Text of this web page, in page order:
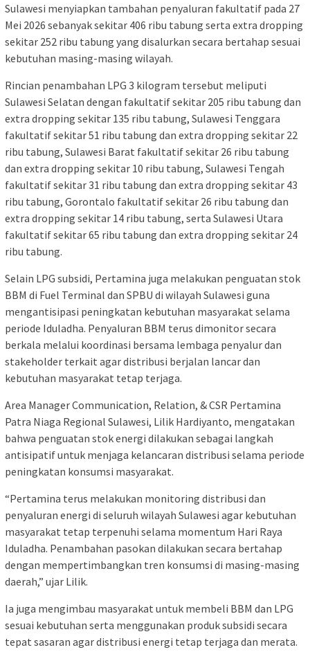
Sulawesi menyiapkan tambahan penyaluran fakultatif pada 27
Mei 2026 sebanyak sekitar 406 ribu tabung serta extra dropping
sekitar 252 ribu tabung yang disalurkan secara bertahap sesuai
kebutuhan masing-masing wilayah.
Rincian penambahan LPG 3 kilogram tersebut meliputi
Sulawesi Selatan dengan fakultatif sekitar 205 ribu tabung dan
extra dropping sekitar 135 ribu tabung, Sulawesi Tenggara
fakultatif sekitar 51 ribu tabung dan extra dropping sekitar 22
ribu tabung, Sulawesi Barat fakultatif sekitar 26 ribu tabung
dan extra dropping sekitar 10 ribu tabung, Sulawesi Tengah
fakultatif sekitar 31 ribu tabung dan extra dropping sekitar 43
ribu tabung, Gorontalo fakultatif sekitar 26 ribu tabung dan
extra dropping sekitar 14 ribu tabung, serta Sulawesi Utara
fakultatif sekitar 65 ribu tabung dan extra dropping sekitar 24
ribu tabung.
Selain LPG subsidi, Pertamina juga melakukan penguatan stok
BBM di Fuel Terminal dan SPBU di wilayah Sulawesi guna
mengantisipasi peningkatan kebutuhan masyarakat selama
periode Iduladha. Penyaluran BBM terus dimonitor secara
berkala melalui koordinasi bersama lembaga penyalur dan
stakeholder terkait agar distribusi berjalan lancar dan
kebutuhan masyarakat tetap terjaga.
Area Manager Communication, Relation, & CSR Pertamina
Patra Niaga Regional Sulawesi, Lilik Hardiyanto, mengatakan
bahwa penguatan stok energi dilakukan sebagai langkah
antisipatif untuk menjaga kelancaran distribusi selama periode
peningkatan konsumsi masyarakat.
“Pertamina terus melakukan monitoring distribusi dan
penyaluran energi di seluruh wilayah Sulawesi agar kebutuhan
masyarakat tetap terpenuhi selama momentum Hari Raya
Iduladha. Penambahan pasokan dilakukan secara bertahap
dengan mempertimbangkan tren konsumsi di masing-masing
daerah,” ujar Lilik.
Ia juga mengimbau masyarakat untuk membeli BBM dan LPG
sesuai kebutuhan serta menggunakan produk subsidi secara
tepat sasaran agar distribusi energi tetap terjaga dan merata.